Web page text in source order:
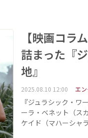
【映画コラ
詰まった『
地』
2025.08.10 12:00 エ
『ジュラシック・
ーラ・ベネット（ス
ケイド（マハーシャ